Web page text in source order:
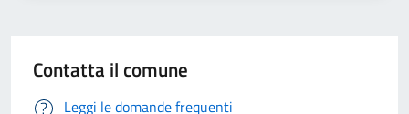
Contatta il comune
Leggi le domande frequenti